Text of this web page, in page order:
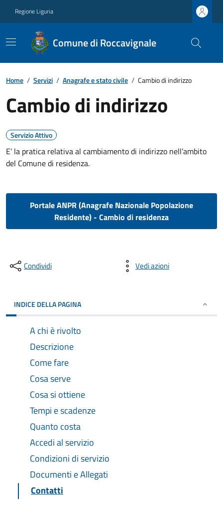
Regione Liguria
Comune di Roccavignale
Home / Servizi / Anagrafe e stato civile / Cambio di indirizzo
Cambio di indirizzo
Servizio Attivo
E’ la pratica relativa al cambiamento di indirizzo nell’ambito
del Comune di residenza.
Portale ANPR (Anagrafe Nazionale Popolazione
Residente) - Cambio di residenza
Condividi Vedi azioni
INDICE DELLA PAGINA
A chi è rivolto
Descrizione
Come fare
Cosa serve
Cosa si ottiene
Tempi e scadenze
Quanto costa
Accedi al servizio
Condizioni di servizio
Documenti e Allegati
Contatti